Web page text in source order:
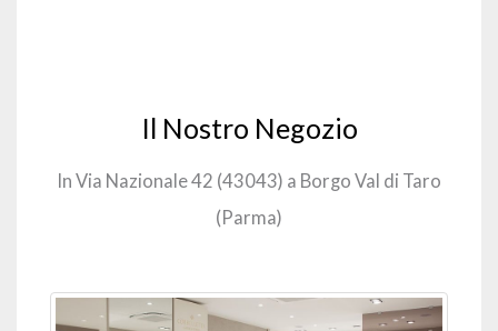
Il Nostro Negozio
In Via Nazionale 42 (43043) a Borgo Val di Taro
(Parma)